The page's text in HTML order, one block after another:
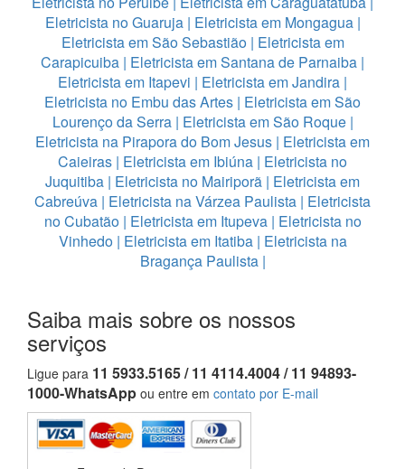
Eletricista no Guaruja| Eletricista em Mongagua|
Eletricista em São Sebastião| Eletricista em
Carapicuiba | Eletricista em Santana de Parnaiba |
Eletricista em Itapevi | Eletricista em Jandira |
Eletricista no Embu das Artes | Eletricista em São
Lourenço da Serra| Eletricista em São Roque|
Eletricista na Pirapora do Bom Jesus | Eletricista em
Caieiras | Eletricista em Ibiúna | Eletricista no
Juquitiba | Eletricista no Mairiporã | Eletricista em
Cabreúva | Eletricista na Várzea Paulista | Eletricista
no Cubatão| Eletricista em Itupeva| Eletricista no
Vinhedo| Eletricista em Itatiba| Eletricista na
Bragança Paulista|
Saiba mais sobre os nossos
serviços
Ligue para 11 5933.5165 / 11 4114.4004 / 11 94893-
1000-WhatsApp ou entre em contato por E-mail